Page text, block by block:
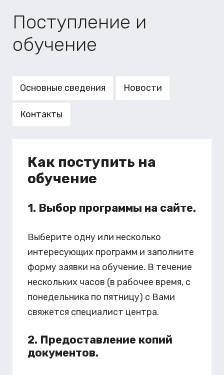
Поступление и
обучение
Основные сведения Новости
Контакты
Как поступить на
обучение
1. Выбор программы на сайте.
Выберите одну или несколько
интересующих программ и заполните
форму заявки на обучение. В течение
нескольких часов (в рабочее время, с
понедельника по пятницу) с Вами
свяжется специалист центра.
2. Предоставление копий
документов.